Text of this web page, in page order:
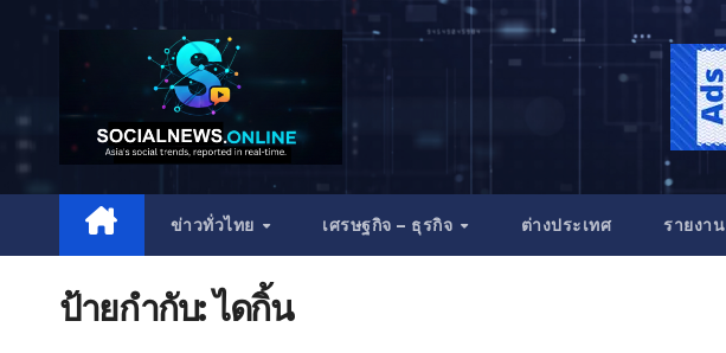
ข่าวทั่วไทย เศรษฐกิจ – ธุรกิจ ต่างประเทศ รายงาน
ป้ายกำกับ:ไดกิ้น